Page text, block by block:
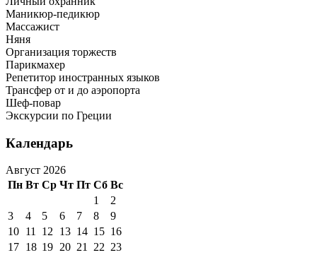
Маникюр-педикюр
Массажист
Няня
Организация торжеств
Парикмахер
Репетитор иностранных языков
Трансфер от и до аэропорта
Шеф-повар
Экскурсии по Греции
Календарь
Август 2026
Пн Вт Ср Чт Пт Сб Вс
1
2
3
4 5 6 7 8
9
10 11 12 13 14 15 16
17 18 19 20 21 22 23